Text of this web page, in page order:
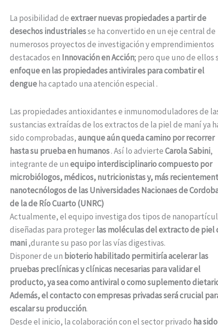
La posibilidad deextraer nuevas propiedades a partir de
desechos industrialesse ha convertido en un eje central de
numerosos proyectos de investigación y emprendimientos
destacados en Innovación en Acción; pero que uno de ellos
enfoque en las propiedades antivirales para combatir el
dengueha captado una atención especial .
Las propiedades antioxidantes e inmunomoduladores de
sustancias extraídas de los extractos de la piel de maní ya
sido comprobadas,aunque aún queda camino por recorrer
hasta su prueba en humanos. Así lo advierteCarola Sabini,
integrante de unequipo interdisciplinario compuesto por
microbiólogos, médicos, nutricionistas y, más
nanotecnólogos de las Universidades Nacionaes de
de la de Río Cuarto (UNRC)
Actualmente, el equipo investiga dos tipos de
diseñadas para protegerlas moléculas del extracto de piel
mani,durante su paso por las vías digestivas.
Disponer de un bioterio habilitado permitiría acelerar las
pruebas preclínicas y clínicas necesarias para validar el
producto, ya sea como antiviral o como suplemento
Además, el contacto con empresas privadas será crucial
escalar su producción.
Desde el inicio, la colaboración con el sector privado ha sido